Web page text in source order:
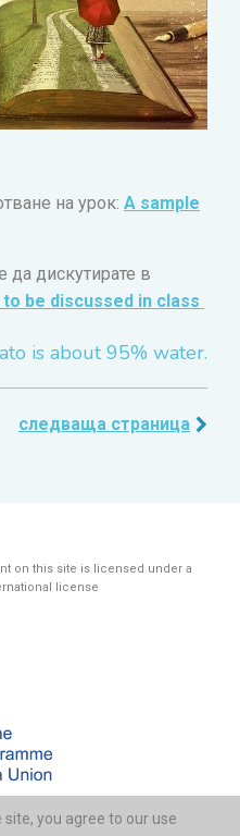
на урок: A sample
дискутирате в
be discussed in class
is about 95% water.
следваща страница
on this site is licensed under a
license
the production of this
you agree to our use